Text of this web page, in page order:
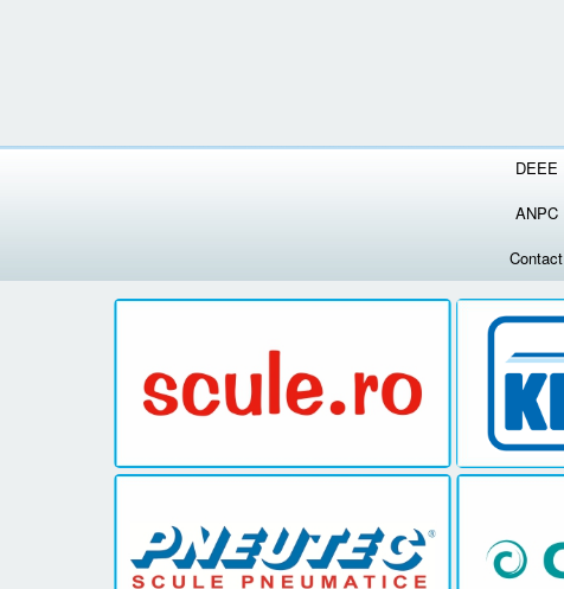
DEEE
ANPC
Contact